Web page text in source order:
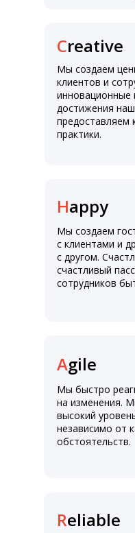
Creative
Мы создаем
клиентов и
инновационные
достижения
предоставляем
практики.
Happy
Мы создаем
с клиентами и
с другом.
счастливый
сотрудников
Agile
Мы быстро
на изменения.
высокий
независимо от
обстоятельств.
Reliable